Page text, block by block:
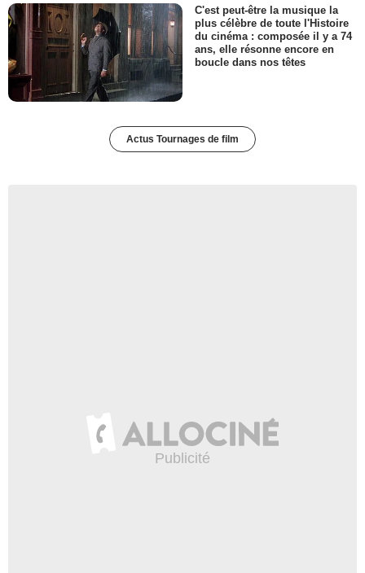
C'est peut-être la musique la
plus célèbre de toute l'Histoire
du cinéma : composée il y a 74
ans, elle résonne encore en
boucle dans nos têtes
Actus Tournages de film